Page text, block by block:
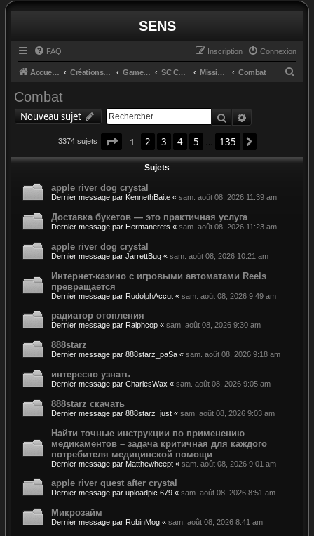
SENS
FAQ Connexion
Inscription
Accueil du forum Créations et retours GameGlass SC Controls by Cosmo Missions Combat
r
Combat
Nouveau sujet Rechercher
3374 sujets Page 1sur135
1 2 3 4 5 135
Sujets
apple river dog crystal
Dernier message par KennethBaite « sam. août 08, 2026 11:39 am
Доставка букетов — это практичная услуга
Dernier message par Hermanerets « sam. août 08, 2026 11:23 am
apple river dog crystal
Dernier message par JarrettBug « sam. août 08, 2026 10:21 am
Интернет-казино с игровыми автоматами Reels
превращается
Dernier message par RudolphAccut « sam. août 08, 2026 9:49 am
радиатор отопления
Dernier message par Ralphcop « sam. août 08, 2026 9:30 am
888starz
Dernier message par 888starz_paSa « sam. août 08, 2026 9:18 am
интересно узнать
Dernier message par CharlesWax « sam. août 08, 2026 9:05 am
888starz скачать
Dernier message par 888starz_just « sam. août 08, 2026 9:03 am
Найти точные инструкции по применению
медикаментов – задача критичная для каждого
потребителя медицинской помощи
Dernier message par Matthewheept « sam. août 08, 2026 9:01 am
apple river quest after crystal
Dernier message par uploadpic 679 « sam. août 08, 2026 8:51 am
Микрозайм
Dernier message par RobinMog « sam. août 08, 2026 8:41 am